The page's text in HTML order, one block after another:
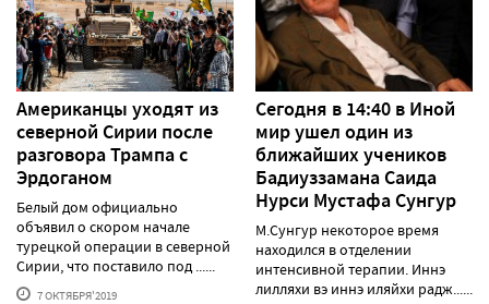
Американцы уходят из
северной Сирии после
разговора Трампа с
Эрдоганом
Белый дом официально
объявил о скором начале
турецкой операции в северной
Сирии, что поставило под ......
7 ОКТЯБРЯ'2019
Сегодня в 14:40 в Иной
мир ушел один из
ближайших учеников
Бадиуззамана Саида
Нурси Мустафа Сунгур
М.Сунгур некоторое время
находился в отделении
интенсивной терапии. Иннэ
лилляхи вэ иннэ иляйхи радж......